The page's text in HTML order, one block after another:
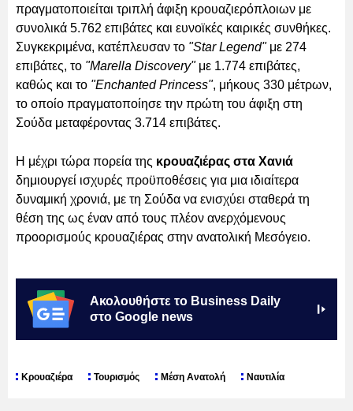
πραγματοποιείται τριπλή άφιξη κρουαζιερόπλοιων με
συνολικά 5.762 επιβάτες και ευνοϊκές καιρικές συνθήκες.
Συγκεκριμένα, κατέπλευσαν το "Star Legend"με 274
επιβάτες, το "Marella Discovery"με 1.774 επιβάτες,
καθώς και το "Enchanted Princess", μήκους 330 μέτρων,
το οποίο πραγματοποίησε την πρώτη του άφιξη στη
Σούδα μεταφέροντας 3.714 επιβάτες.
Η μέχρι τώρα πορεία της κρουαζιέρας στα Χανιά
δημιουργεί ισχυρές προϋποθέσεις για μια ιδιαίτερα
δυναμική χρονιά, με τη Σούδα να ενισχύει σταθερά τη
θέση της ως έναν από τους πλέον ανερχόμενους
προορισμούς κρουαζιέρας στην ανατολική Μεσόγειο.
Ακολουθήστε το Business Daily
στο Google news
Κρουαζιέρα Τουρισμός Μέση Ανατολή Ναυτιλία